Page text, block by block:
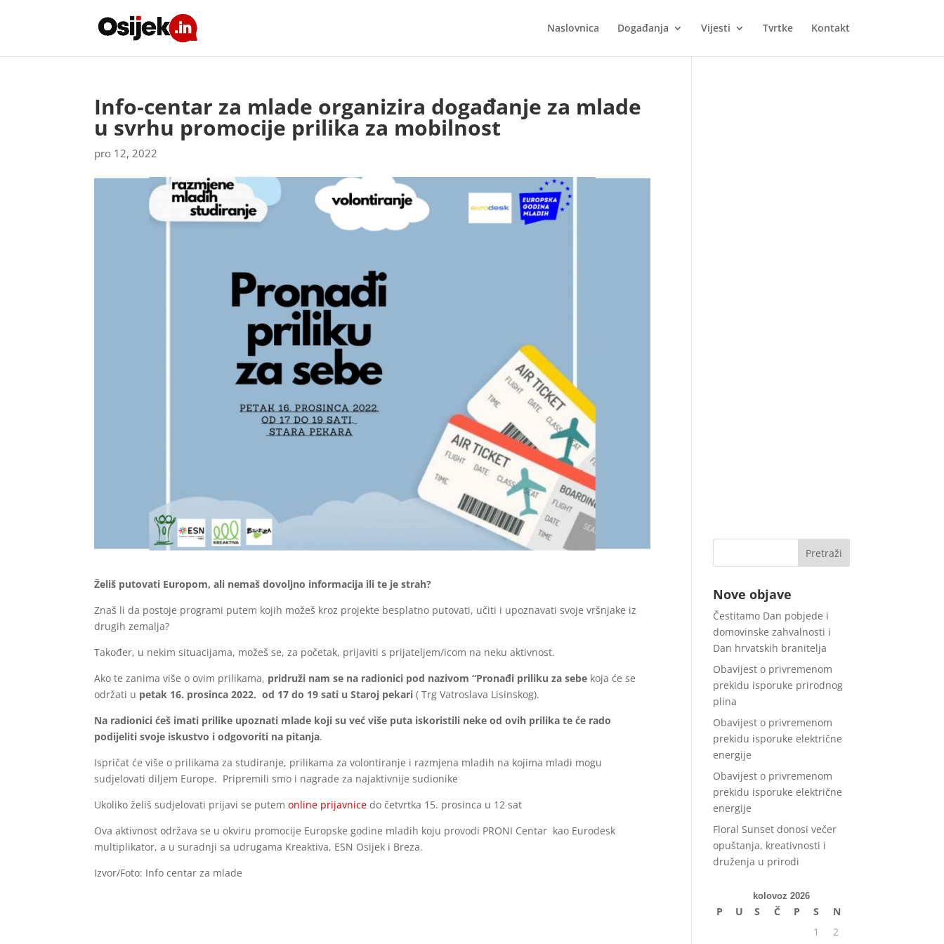
Naslovnica Događanja Vijesti Tvrtke Kontakt
Info-centar za mlade organizira događanje za mlade
u svrhu promocije prilika za mobilnost
pro 12, 2022
Želiš putovati Europom, ali nemaš dovoljno informacija ili te je strah?
Znaš li da postoje programi putem kojih možeš kroz projekte besplatno putovati, učiti i upoznavati svoje vršnjake iz
drugih zemalja?
Također, u nekim situacijama, možeš se, za početak, prijaviti s prijateljem/icom na neku aktivnost.
Ako te zanima više o ovim prilikama, pridruži nam se na radionici pod nazivom “Pronađi priliku za sebe koja će se
održati u petak 16. prosinca 2022. od 17 do 19 sati u Staroj pekari ( Trg Vatroslava Lisinskog).
Na radionici ćeš imati prilike upoznati mlade koji su već više puta iskoristili neke od ovih prilika te će rado
podijeliti svoje iskustvo i odgovoriti na pitanja.
Ispričat će više o prilikama za studiranje, prilikama za volontiranje i razmjena mladih na kojima mladi mogu
sudjelovati diljem Europe. Pripremili smo i nagrade za najaktivnije sudionike
Ukoliko želiš sudjelovati prijavi se putemonline prijavnice do četvrtka 15. prosinca u 12 sat
Ova aktivnost održava se u okviru promocije Europske godine mladih koju provodi PRONI Centar kao Eurodesk
multiplikator, a u suradnji sa udrugama Kreaktiva, ESN Osijek i Breza.
Izvor/Foto: Info centar za mlade
Nove objave
Čestitamo Dan pobjede i
domovinske zahvalnosti i
Dan hrvatskih branitelja
Obavijest o privremenom
prekidu isporuke prirodnog
plina
Obavijest o privremenom
prekidu isporuke električne
energije
Obavijest o privremenom
prekidu isporuke električne
energije
Floral Sunset donosi večer
opuštanja, kreativnosti i
druženja u prirodi
kolovoz 2026
P U S Č P S
N
1
2